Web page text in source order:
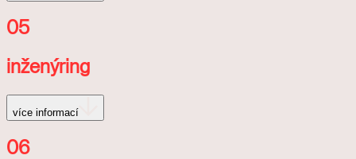
05
inženýring
více informací
06